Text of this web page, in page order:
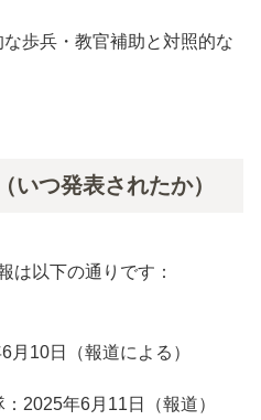
歩兵・教官補助と対照的な
いつ発表されたか）
は以下の通りです：
月10日（報道による）
2025年6月11日（報道）